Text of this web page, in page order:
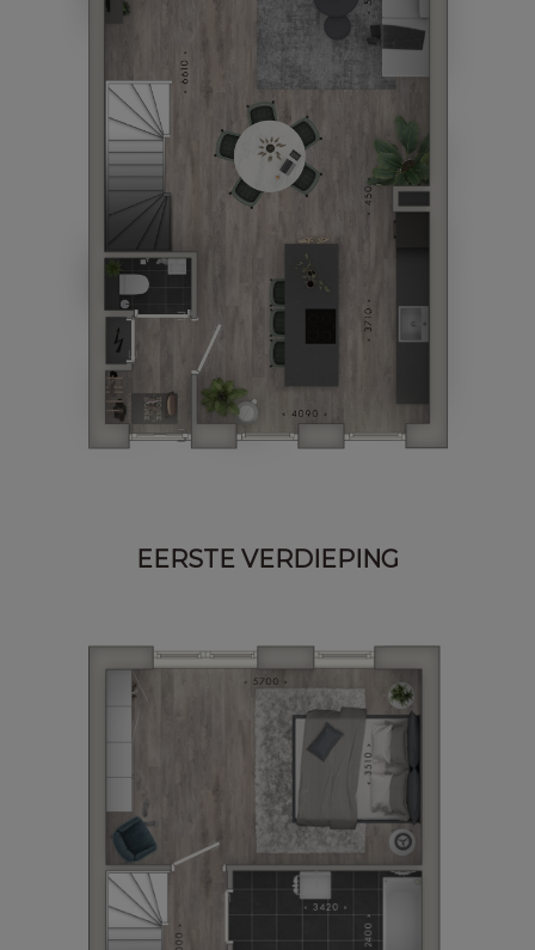
EERSTE VERDIEPING